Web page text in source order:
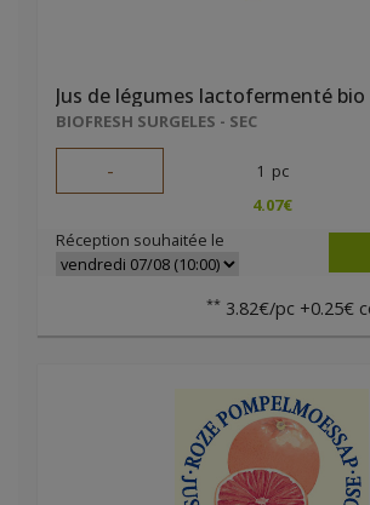
BIOFRESH SURGELES - SEC
- 1 pc
4.07€
Réception souhaitée le
** 3.82€/pc +0.25€